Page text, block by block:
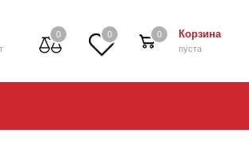
0 0 Корзина
пуста
0